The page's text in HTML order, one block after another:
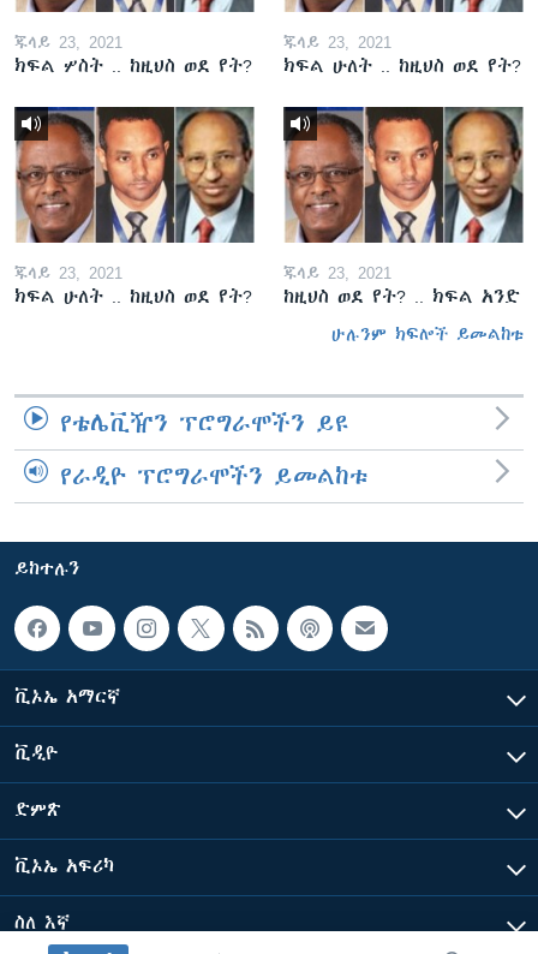
ጁላይ 23, 2021
ክፍል ሦስት .. ከዚህስ ወደ የት?
ጁላይ 23, 2021
ክፍል ሁለት .. ከዚህስ ወደ የት?
ጁላይ 23, 2021
ክፍል ሁለት .. ከዚህስ ወደ የት?
ጁላይ 23, 2021
ከዚህስ ወደ የት? .. ክፍል አንድ
ሁሉንም ክፍሎች ይመልከቱ
የቴሌቪዥን ፕሮግራሞችን ይዩ
የራዲዮ ፕሮግራሞችን ይመልከቱ
ይከተሉን
ቪኦኤ አማርኛ
ቪዲዮ
ድምጽ
ቪኦኤ አፍሪካ
ስለ እኛ